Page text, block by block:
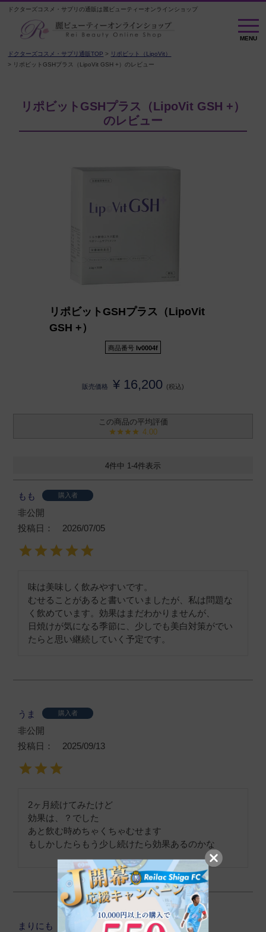
ドクターズコスメ・サプリの通販は麗ビューティーオンラインショップ
M
E
N
MENU
ドクターズコスメ・サプリ通販TOP
リポビット（LipoVit）
リポビットGSHプラス（LipoVit GSH +）のレビュー
リポビットGSHプラス（LipoVit GSH +）
のレビュー
リポビットGSHプラス（LipoVit
GSH +）
商品番号 lv0004f
販売価格 ¥ 16,200 税込
4.00
4件中 1-4件表示
もも 購入者
非公開
投稿日
2026/07/05
味は美味しく飲みやすいです。
むせることがあると書いていましたが、私は問題な
く飲めています。効果はまだわかりませんが、
日焼けが気になる季節に、少しでも美白対策がでい
たらと思い継続していく予定です。
うま 購入者
非公開
投稿日
2025/09/13
2ヶ月続けてみたけど
効果は、？でした
あと飲む時めちゃくちゃむせます
もしかしたらもう少し続けたら効果あるのかな
まりにも 購入者